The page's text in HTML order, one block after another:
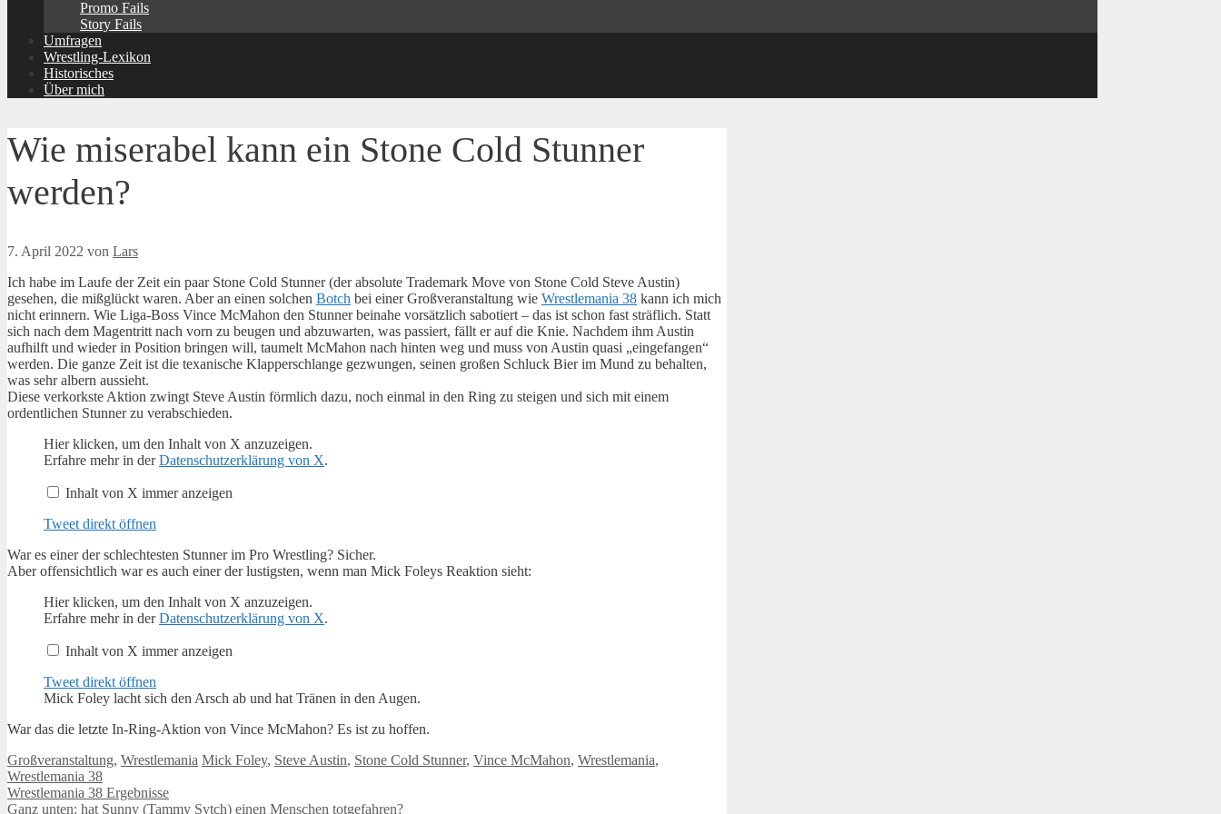
Promo Fails
Story Fails
Umfragen
Wrestling-Lexikon
Historisches
Über mich
Wie miserabel kann ein Stone Cold Stunner
werden?
7. April 2022 von Lars
Ich habe im Laufe der Zeit ein paar Stone Cold Stunner (der absolute Trademark Move von Stone Cold Steve Austin)
gesehen, die mißglückt waren. Aber an einen solchen Botch bei einer Großveranstaltung wie Wrestlemania 38 kann ich mich
nicht erinnern. Wie Liga-Boss Vince McMahon den Stunner beinahe vorsätzlich sabotiert – das ist schon fast sträflich. Statt
sich nach dem Magentritt nach vorn zu beugen und abzuwarten, was passiert, fällt er auf die Knie. Nachdem ihm Austin
aufhilft und wieder in Position bringen will, taumelt McMahon nach hinten weg und muss von Austin quasi „eingefangen“
werden. Die ganze Zeit ist die texanische Klapperschlange gezwungen, seinen großen Schluck Bier im Mund zu behalten,
was sehr albern aussieht.
Diese verkorkste Aktion zwingt Steve Austin förmlich dazu, noch einmal in den Ring zu steigen und sich mit einem
ordentlichen Stunner zu verabschieden.
Inhalt
von
anzeigen
Hier klicken, um den Inhalt von X anzuzeigen.
Erfahre mehr in derDatenschutzerklärung von X.
Inhalt von X immer anzeigen
Tweet direkt öffnen
War es einer der schlechtesten Stunner im Pro Wrestling? Sicher.
Aber offensichtlich war es auch einer der lustigsten, wenn man Mick Foleys Reaktion sieht:
Inhalt
von
anzeigen
Hier klicken, um den Inhalt von X anzuzeigen.
Erfahre mehr in derDatenschutzerklärung von X.
Inhalt von X immer anzeigen
Tweet direkt öffnen
Mick Foley lacht sich den Arsch ab und hat Tränen in den Augen.
War das die letzte In-Ring-Aktion von Vince McMahon? Es ist zu hoffen.
Kategorien
Großveranstaltung, Wrestlemania Schlagwörter
Mick Foley, Steve Austin, Stone Cold Stunner, Vince McMahon, Wrestlemania,
Wrestlemania 38
Wrestlemania 38 Ergebnisse
Ganz unten: hat Sunny (Tammy Sytch) einen Menschen totgefahren?